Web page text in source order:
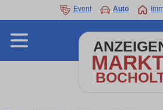
Event Auto